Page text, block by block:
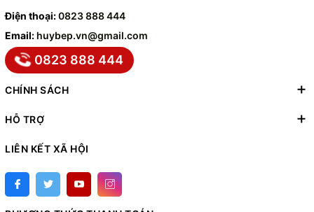
Điện thoại:0823 888 444
Email: huybep.vn@gmail.com
0823 888 444
CHÍNH SÁCH
HỖ TRỢ
LIÊN KẾT XÃ HỘI